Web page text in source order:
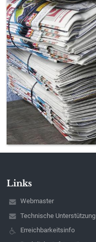
Links
Webmaster
Technische Unterstützung
Erreichbarkeitsinfo